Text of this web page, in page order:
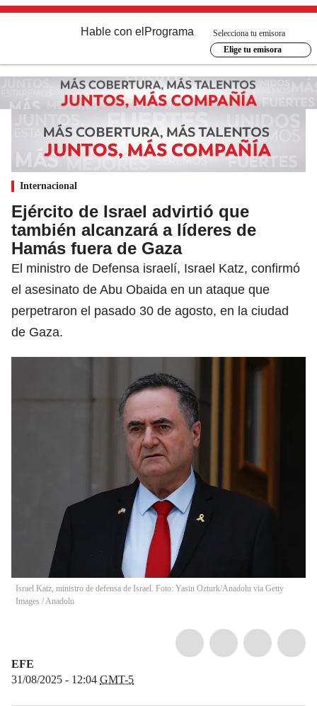
Hable con el Programa
Selecciona tu emisora
Elige tu emisora
Internacional
Ejército de Israel advirtió que
también alcanzará a líderes de
Hamás fuera de Gaza
El ministro de Defensa israelí, Israel Katz, confirmó
el asesinato de Abu Obaida en un ataque que
perpetraron el pasado 30 de agosto, en la ciudad
de Gaza.
Israel Katz, ministro de defensa de Israel. Foto: Yasin Ozturk/Anadolu via Getty
Images /Anadolu
EFE
31/08/2025 - 12:04 GMT-5